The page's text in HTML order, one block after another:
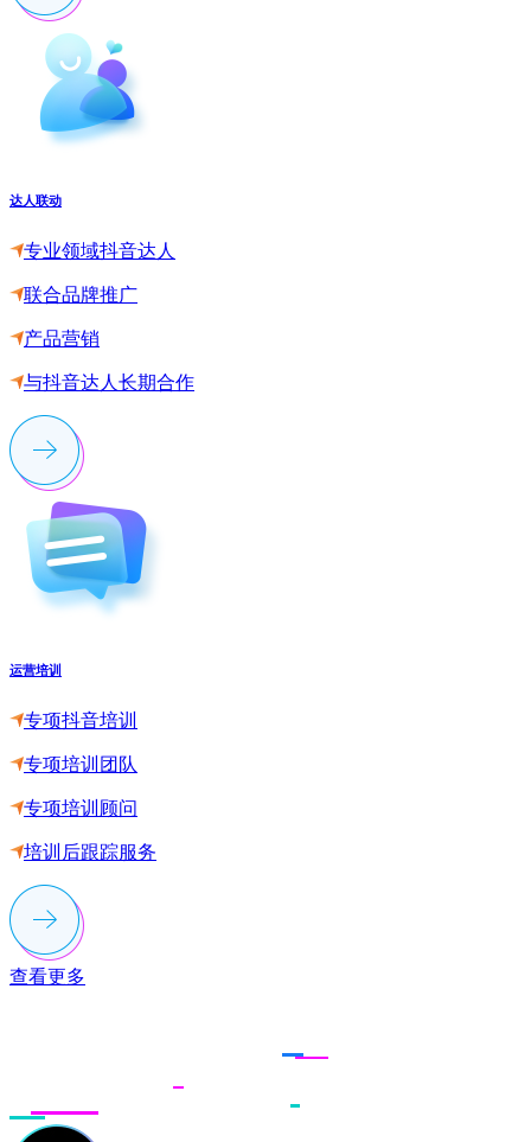
达人联动
专业领域抖音达人
联合品牌推广
产品营销
与抖音达人长期合作
运营培训
专项抖音培训
专项培训团队
专项培训顾问
培训后跟踪服务
查看更多